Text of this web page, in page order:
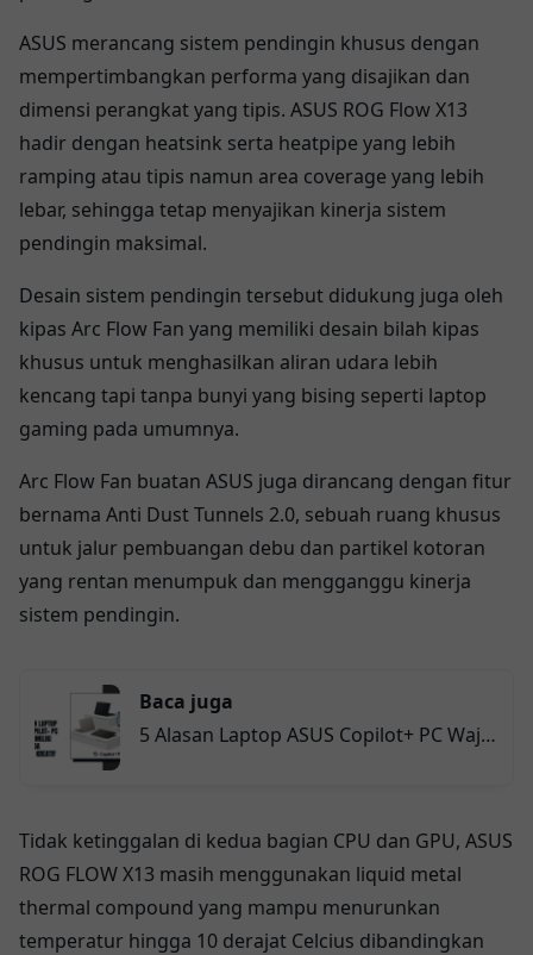
ASUS merancang sistem pendingin khusus dengan
mempertimbangkan performa yang disajikan dan
dimensi perangkat yang tipis. ASUS ROG Flow X13
hadir dengan heatsink serta heatpipe yang lebih
ramping atau tipis namun area coverage yang lebih
lebar, sehingga tetap menyajikan kinerja sistem
pendingin maksimal.
Desain sistem pendingin tersebut didukung juga oleh
kipas Arc Flow Fan yang memiliki desain bilah kipas
khusus untuk menghasilkan aliran udara lebih
kencang tapi tanpa bunyi yang bising seperti laptop
gaming pada umumnya.
Arc Flow Fan buatan ASUS juga dirancang dengan fitur
bernama Anti Dust Tunnels 2.0, sebuah ruang khusus
untuk jalur pembuangan debu dan partikel kotoran
yang rentan menumpuk dan mengganggu kinerja
sistem pendingin.
Baca juga
5 Alasan Laptop ASUS Copilot+ PC Wajib
Tidak ketinggalan di kedua bagian CPU dan GPU, ASUS
ROG FLOW X13 masih menggunakan liquid metal
thermal compound yang mampu menurunkan
temperatur hingga 10 derajat Celcius dibandingkan